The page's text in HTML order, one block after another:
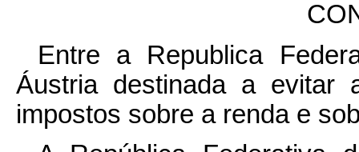
Entre a Republica
Áustria destinada a evitar
impostos sobre a renda e